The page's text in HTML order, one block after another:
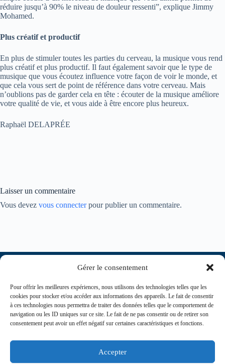
Gérer le consentement
Pour offrir les meilleures expériences, nous utilisons des technologies telles que les
cookies pour stocker et/ou accéder aux informations des appareils. Le fait de consentir
à ces technologies nous permettra de traiter des données telles que le comportement de
navigation ou les ID uniques sur ce site. Le fait de ne pas consentir ou de retirer son
consentement peut avoir un effet négatif sur certaines caractéristiques et fonctions.
Accepter
réduire jusqu’à 90% le niveau de douleur ressenti”, explique Jimmy
Mohamed.
Plus créatif et productif
En plus de stimuler toutes les parties du cerveau, la musique vous rend
plus créatif et plus productif. Il faut également savoir que le type de
musique que vous écoutez influence votre façon de voir le monde, et
que cela vous sert de point de référence dans votre cerveau. Mais
n’oublions pas de garder cela en tête : écouter de la musique améliore
votre qualité de vie, et vous aide à être encore plus heureux.
Raphaël DELAPRÉE
Laisser un commentaire
Vous devez vous connecterpour publier un commentaire.
contact@journaldesinfirmiers.fr